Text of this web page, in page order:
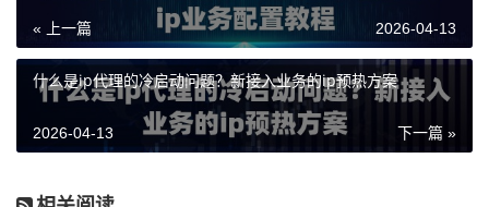
线程A刚获取到一个IP，还没来得及使用，线程B
也获取到了同一个IP，造成资源冲突。
IP池污染：某个IP可能因为过度使用或访问失败而失效，但
如果所有线程都能无差别地获取到它，就会导致大量任务失
败。
« 上一篇 2026-04-13
什么是ip代理的冷启动问题？新接入业务的ip预热方案
下一篇 »
2026-04-13